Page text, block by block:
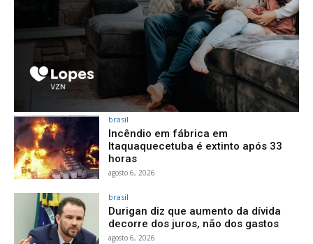
brasil
Incêndio em fábrica em
Itaquaquecetuba é extinto após 33
horas
agosto 6, 2026
brasil
Durigan diz que aumento da dívida
decorre dos juros, não dos gastos
agosto 6, 2026